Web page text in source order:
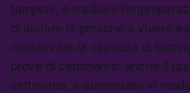
tamponi, e tradisce
di aiutare le persone a vivere
conservare la capacità di
prove di cedimento: anche il
settimana, è aumentato in